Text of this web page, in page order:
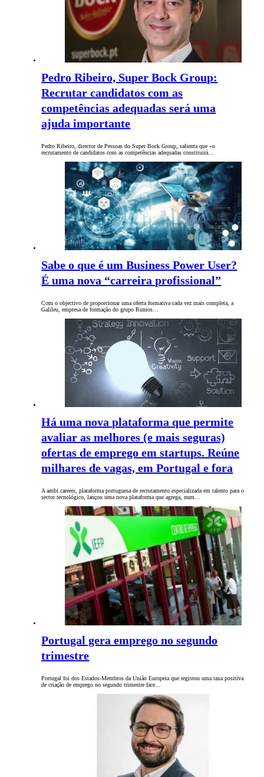
Pedro Ribeiro, Super Bock Group:
Recrutar candidatos com as
competências adequadas será uma
ajuda importante
Pedro Ribeiro, director de Pessoas do Super Bock Group, salienta que «o
recrutamento de candidatos com as competências adequadas constituirá…
Sabe o que é um Business Power User?
É uma nova “carreira profissional”
Com o objectivo de proporcionar uma oferta formativa cada vez mais completa, a
Galileu, empresa de formação do grupo Rumos…
Há uma nova plataforma que permite
avaliar as melhores (e mais seguras)
ofertas de emprego em startups. Reúne
milhares de vagas, em Portugal e fora
A ambi.careers, plataforma portuguesa de recrutamento especializada em talento para o
sector tecnológico, lançou uma nova plataforma que agrega, num…
Portugal gera emprego no segundo
trimestre
Portugal foi dos Estados-Membros da União Europeia que registou uma taxa positiva
de criação de emprego no segundo trimestre face…